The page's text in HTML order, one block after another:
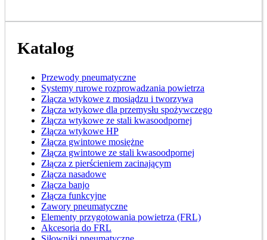
Katalog
Przewody pneumatyczne
Systemy rurowe rozprowadzania powietrza
Złącza wtykowe z mosiądzu i tworzywa
Złącza wtykowe dla przemysłu spożywczego
Złącza wtykowe ze stali kwasoodpornej
Złącza wtykowe HP
Złącza gwintowe mosiężne
Złącza gwintowe ze stali kwasoodpornej
Złącza z pierścieniem zacinającym
Złącza nasadowe
Złącza banjo
Złącza funkcyjne
Zawory pneumatyczne
Elementy przygotowania powietrza (FRL)
Akcesoria do FRL